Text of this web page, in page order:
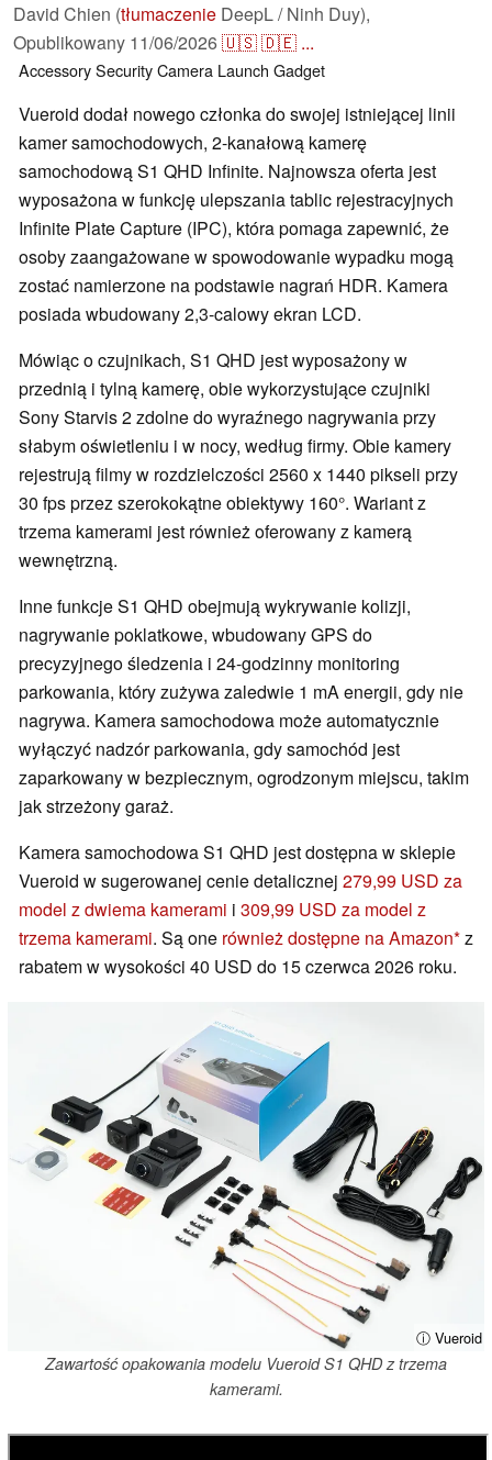
David Chien (tłumaczenie DeepL / Ninh Duy),
Opublikowany 11/06/2026🇺🇸🇩🇪 ...
AccessorySecurityCamera Launch Gadget
Vueroid dodał nowego członka do swojej istniejącej linii
kamer samochodowych, 2-kanałową kamerę
samochodową S1 QHD Infinite. Najnowsza oferta jest
wyposażona w funkcję ulepszania tablic rejestracyjnych
Infinite Plate Capture (IPC), która pomaga zapewnić, że
osoby zaangażowane w spowodowanie wypadku mogą
zostać namierzone na podstawie nagrań HDR. Kamera
posiada wbudowany 2,3-calowy ekran LCD.
Mówiąc o czujnikach, S1 QHD jest wyposażony w
przednią i tylną kamerę, obie wykorzystujące czujniki
Sony Starvis 2 zdolne do wyraźnego nagrywania przy
słabym oświetleniu i w nocy, według firmy. Obie kamery
rejestrują filmy w rozdzielczości 2560 x 1440 pikseli przy
30 fps przez szerokokątne obiektywy 160°. Wariant z
trzema kamerami jest również oferowany z kamerą
wewnętrzną.
Inne funkcje S1 QHD obejmują wykrywanie kolizji,
nagrywanie poklatkowe, wbudowany GPS do
precyzyjnego śledzenia i 24-godzinny monitoring
parkowania, który zużywa zaledwie 1 mA energii, gdy nie
nagrywa. Kamera samochodowa może automatycznie
wyłączyć nadzór parkowania, gdy samochód jest
zaparkowany w bezpiecznym, ogrodzonym miejscu, takim
jak strzeżony garaż.
Kamera samochodowa S1 QHD jest dostępna w sklepie
Vueroid w sugerowanej cenie detalicznej 279,99 USD za
model z dwiema kamerami i 309,99 USD za model z
trzema kamerami. Są one również dostępne na Amazon z
rabatem w wysokości 40 USD do 15 czerwca 2026 roku.
ⓘ Vueroid
Zawartość opakowania modelu Vueroid S1 QHD z trzema
kamerami.